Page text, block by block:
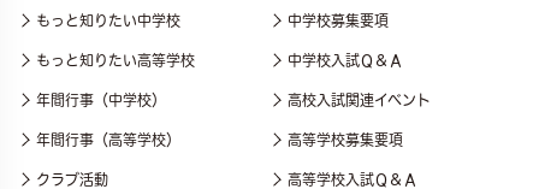
もっと知りたい中学校
もっと知りたい高等学校
年間行事（中学校）
年間行事（高等学校）
クラブ活動
中学校募集要項
中学校入試Ｑ＆Ａ
高校入試関連イベント
高等学校募集要項
高等学校入試Ｑ＆Ａ